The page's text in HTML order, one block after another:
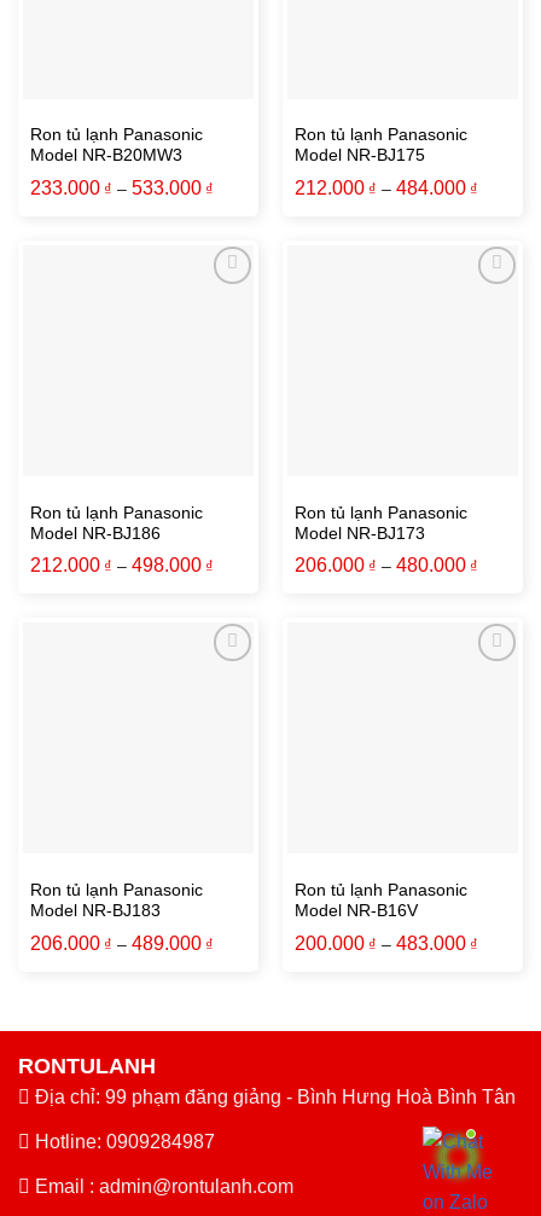
Ron tủ lạnh Panasonic
Model NR-B20MW3
233.000 ₫ – 533.000 ₫
Ron tủ lạnh Panasonic
Model NR-BJ175
212.000 ₫ – 484.000 ₫
Ron tủ lạnh Panasonic
Model NR-BJ186
212.000 ₫ – 498.000 ₫
Ron tủ lạnh Panasonic
Model NR-BJ173
206.000 ₫ – 480.000 ₫
Ron tủ lạnh Panasonic
Model NR-BJ183
206.000 ₫ – 489.000 ₫
Ron tủ lạnh Panasonic
Model NR-B16V
200.000 ₫ – 483.000 ₫
RONTULANH
Địa chỉ: 99 phạm đăng giảng - Bình Hưng Hoà Bình Tân
Hotline: 0909284987
Email : admin@rontulanh.com